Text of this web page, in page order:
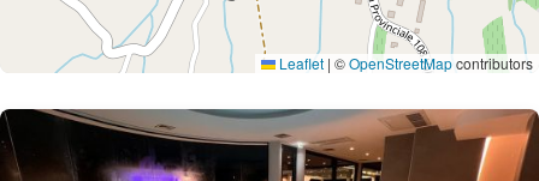
Leaflet | ©OpenStreetMapcontributors